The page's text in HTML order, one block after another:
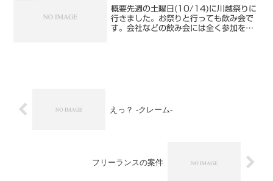
概要先週の土曜日(10/14)に川越祭りに
行きました。お祭りと行っても飲み会で
す。会社などの飲み会には全く参加をし
えっ？ -クレーム-
フリーランスの案件